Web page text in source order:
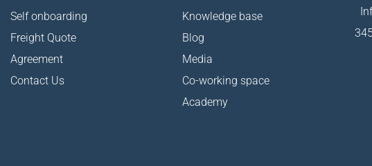
Self onboarding
Freight Quote
Agreement
Contact Us
Knowledge base
Blog
Media
Co-working space
Academy